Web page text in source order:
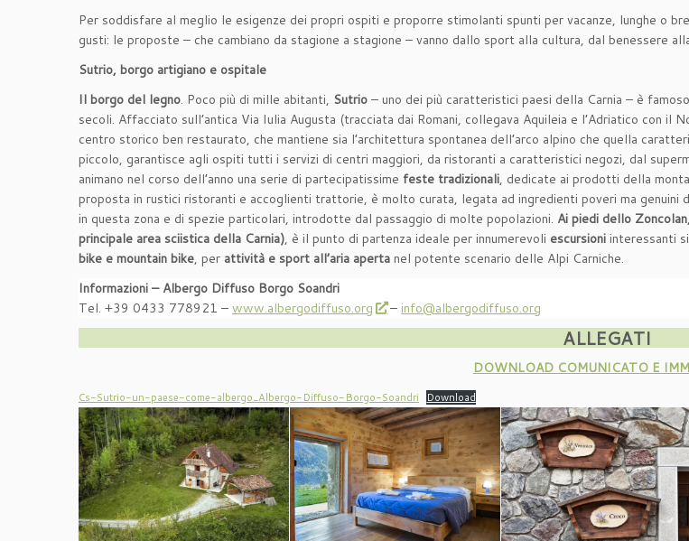
Per soddisfare al meglio le esigenze dei propri ospiti e proporre stimolanti spunti per vacanze, lunghe o
gusti: le proposte – che cambiano da stagione a stagione – vanno dallo sport alla cultura, dal benessere
Sutrio, borgo artigiano e ospitale
Il borgo del legno. Poco più di mille abitanti, Sutrio – uno dei più caratteristici paesi della Carnia – è
secoli. Affacciato sull’antica Via Iulia Augusta (tracciata dai Romani, collegava Aquileia e l’Adriatico con il
centro storico ben restaurato, che mantiene sia l’architettura spontanea dell’arco alpino che quella
piccolo, garantisce agli ospiti tutti i servizi di centri maggiori, da ristoranti a caratteristici negozi, dal
animano nel corso dell’anno una serie di partecipatissime feste tradizionali, dedicate ai prodotti della
proposta in rustici ristoranti e accoglienti trattorie, è molto curata, legata ad ingredienti poveri ma genuini
in questa zona e di spezie particolari, introdotte dal passaggio di molte popolazioni. Ai piedi dello Zoncolan
principale area sciistica della Carnia), è il punto di partenza ideale per innumerevoli escursioni interessanti
bike e mountain bike, per attività e sport all’aria aperta nel potente scenario delle Alpi Carniche.
Informazioni – Albergo Diffuso Borgo Soandri
Tel. +39 0433 778921 – www.albergodiffuso.org – info@albergodiffuso.org
ALLEGATI
DOWNLOAD COMUNICATO E
Cs-Sutrio-un-paese-come-albergo_Albergo-Diffuso-Borgo-Soandri Download